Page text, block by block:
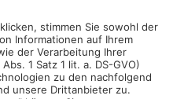
Auf dem Programm
„Schneewittchen“ und „des
beginnt im November.